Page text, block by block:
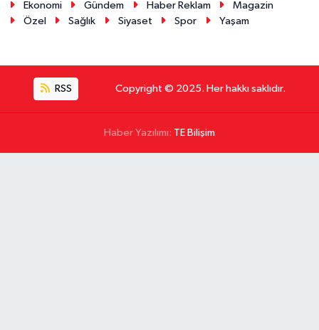
Ekonomi
Gündem Haber Reklam
Magazin
Özel
Sağlık Siyaset Spor Yaşam
RSS Copyright © 2025. Her hakkı saklıdır.
Haber Yazılımı: TE Bilişim